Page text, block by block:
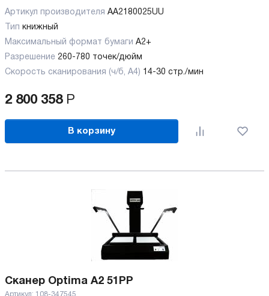
Артикул производителя AA2180025UU
Тип книжный
Максимальный формат бумаги А2+
Разрешение 260-780 точек/дюйм
Скорость сканирования (ч/б, А4) 14-30 стр./мин
2 800 358 Р
В корзину
Сканер Optima A2 51PP
Артикул: 108-347545